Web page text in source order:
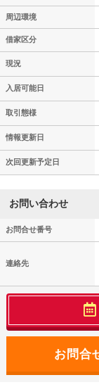
周辺環境
借家区分
現況
入居可能日
取引態様
情報更新日
次回更新予定日
お問い合わせ
お問合せ番号
連絡先